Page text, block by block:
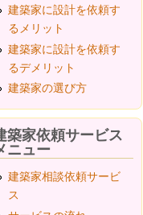
建築家に設計を依頼す
るメリット
建築家に設計を依頼す
るデメリット
建築家の選び方
築家依頼サービス
ニュー
建築家相談依頼サービ
ス